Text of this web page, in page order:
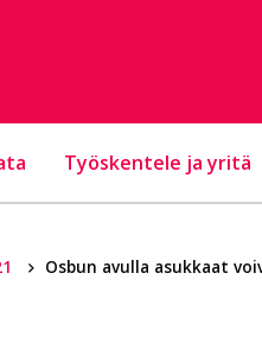
Työskentele ja yritä
Osbun avulla asukkaat